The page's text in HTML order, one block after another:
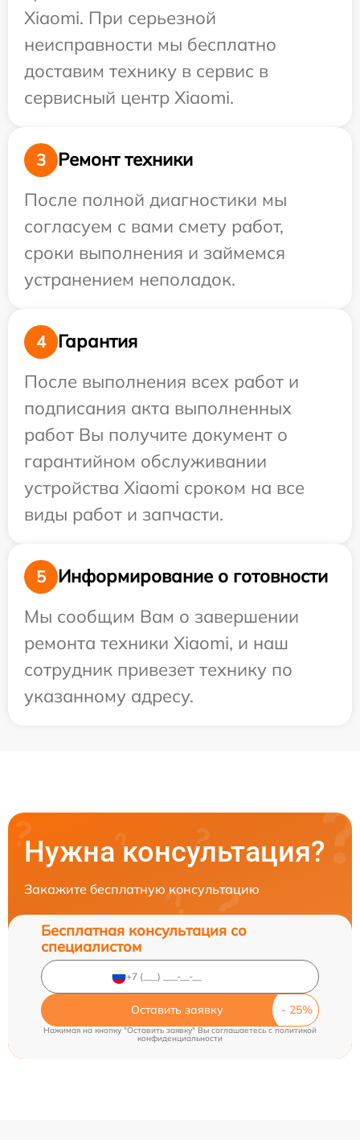
Xiaomi. При серьезной
неисправности мы бесплатно
доставим технику в сервис в
сервисный центр Xiaomi.
3
Ремонт техники
После полной диагностики мы
согласуем с вами смету работ,
сроки выполнения и займемся
устранением неполадок.
4
Гарантия
После выполнения всех работ и
подписания акта выполненных
работ Вы получите документ о
гарантийном обслуживании
устройства Xiaomi сроком на все
виды работ и запчасти.
5
Информирование о готовности
Мы сообщим Вам о завершении
ремонта техники Xiaomi, и наш
сотрудник привезет технику по
указанному адресу.
Нужна консультация?
Закажите бесплатную консультацию
Бесплатная консультация со
специалистом
Оставить заявку
Нажимая на кнопку "Оставить заявку" Вы соглашаетесь cполитикой
конфиденциальности